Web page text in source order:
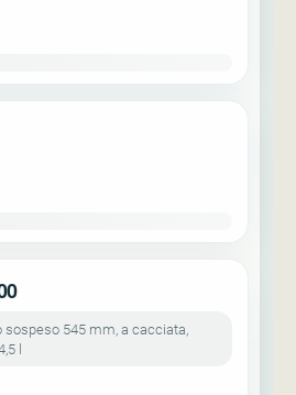
sospeso 545 mm, a cacciata,
l